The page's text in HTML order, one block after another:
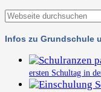
Infos zu Grundschule
ersten Schultag in